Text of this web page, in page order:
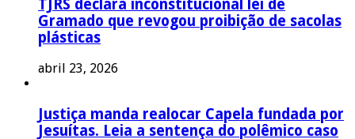
TJRS declara inconstitucional lei de
Gramado que revogou proibição de sacolas
plásticas
abril 23, 2026
Justiça manda realocar Capela fundada por
Jesuítas. Leia a sentença do polêmico caso